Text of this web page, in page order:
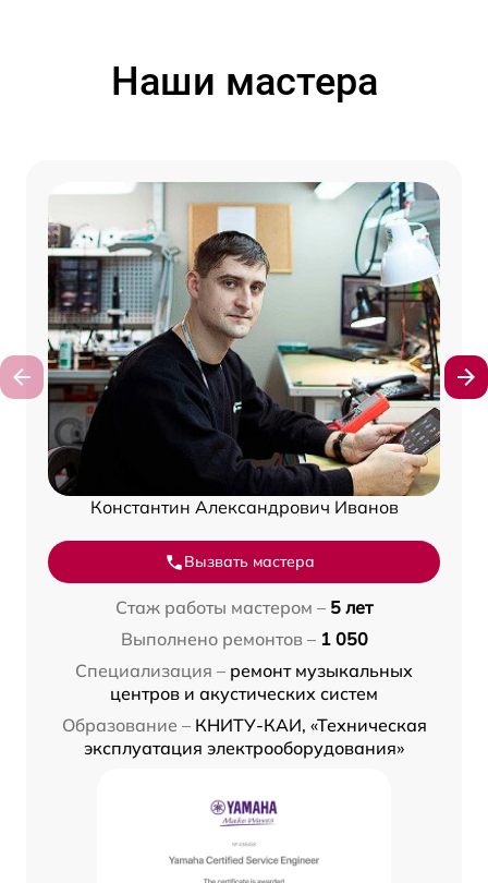
Наши мастера
Константин Александрович Иванов
Вызвать мастера
Стаж работы мастером – 5 лет
Выполнено ремонтов – 1 050
Специализация – ремонт музыкальных
центров и акустических систем
Образование – КНИТУ-КАИ, «Техническая
эксплуатация электрооборудования»